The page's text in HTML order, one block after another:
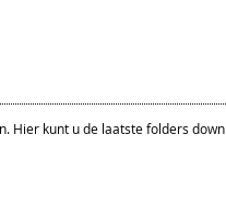
Hier kunt u de laatste folders